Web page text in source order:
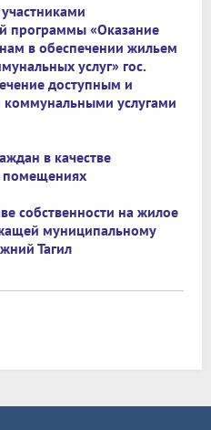
программы «Оказание
в обеспечении жильем
услуг» гос.
доступным и
услугами
в качестве
собственности на жилое
муниципальному
Тагил